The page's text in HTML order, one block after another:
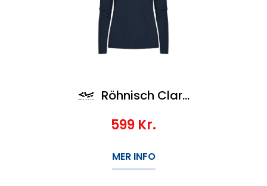
Röhnisch Clara Relaxed Long Sleeve
599 Kr.
MER INFO